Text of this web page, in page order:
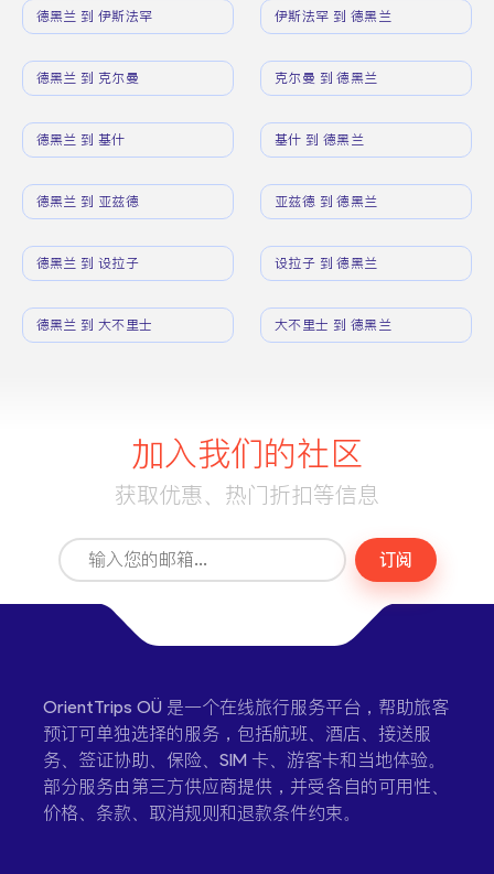
德黑兰 到 伊斯法罕 伊斯法罕 到 德黑兰
德黑兰 到 克尔曼 克尔曼 到 德黑兰
德黑兰 到 基什 基什 到 德黑兰
德黑兰 到 亚兹德 亚兹德 到 德黑兰
德黑兰 到 设拉子 设拉子 到 德黑兰
德黑兰 到 大不里士 大不里士 到 德黑兰
加入我们的社区
获取优惠、热门折扣等信息
订阅
OrientTrips OÜ 是一个在线旅行服务平台，帮助旅客
预订可单独选择的服务，包括航班、酒店、接送服
务、签证协助、保险、SIM 卡、游客卡和当地体验。
部分服务由第三方供应商提供，并受各自的可用性、
价格、条款、取消规则和退款条件约束。